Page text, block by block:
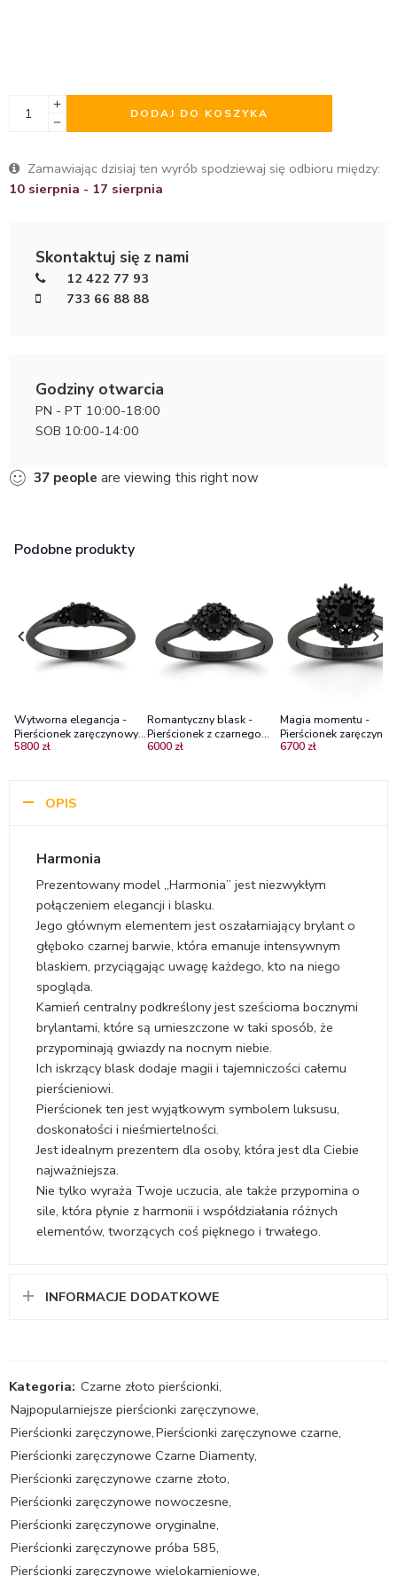
DODAJ DO KOSZYKA
Zamawiając dzisiaj ten wyrób spodziewaj się odbioru między:
10 sierpnia - 17 sierpnia
Skontaktuj się z nami
12 422 77 93
733 66 88 88
Godziny otwarcia
PN - PT 10:00-18:00
SOB 10:00-14:00
37 people are viewing this right now
Podobne produkty
Wytworna elegancja -
Pierścionek zaręczynowy z
czarnego złota z czarnymi
5800 zł
Romantyczny blask -
Pierścionek z czarnego
złota z czarnymi
6000 zł
Magia momentu -
Pierścionek
czarnego złota z
6700 zł
OPIS
Harmonia
Prezentowany model „Harmonia” jest niezwykłym
połączeniem elegancji i blasku.
Jego głównym elementem jest oszałamiający brylant o
głęboko czarnej barwie, która emanuje intensywnym
blaskiem, przyciągając uwagę każdego, kto na niego
spogląda.
Kamień centralny podkreślony jest sześcioma bocznymi
brylantami, które są umieszczone w taki sposób, że
przypominają gwiazdy na nocnym niebie.
Ich iskrzący blask dodaje magii i tajemniczości całemu
pierścieniowi.
Pierścionek ten jest wyjątkowym symbolem luksusu,
doskonałości i nieśmiertelności.
Jest idealnym prezentem dla osoby, która jest dla Ciebie
najważniejsza.
Nie tylko wyraża Twoje uczucia, ale także przypomina o
sile, która płynie z harmonii i współdziałania różnych
elementów, tworzących coś pięknego i trwałego.
INFORMACJE DODATKOWE
Kategoria: Czarne złoto pierścionki,
Najpopularniejsze pierścionki zaręczynowe,
Pierścionki zaręczynowe,Pierścionki zaręczynowe czarne,
Pierścionki zaręczynowe Czarne Diamenty,
Pierścionki zaręczynowe czarne złoto,
Pierścionki zaręczynowe nowoczesne,
Pierścionki zaręczynowe oryginalne,
Pierścionki zaręczynowe próba 585,
Pierścionki zaręczynowe wielokamieniowe,